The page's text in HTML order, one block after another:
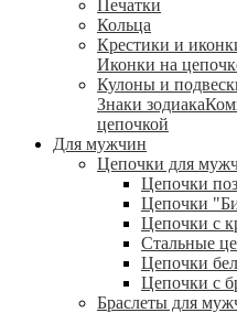
Печатки
Кольца
Крестики и
Иконки на
Кулоны и
Знаки зодиака
цепочкой
Для мужчин
Цепочки для
Цепочки
Цепочки
Цепочки с
Стальные
Цепочки
Цепочки с
Браслеты для